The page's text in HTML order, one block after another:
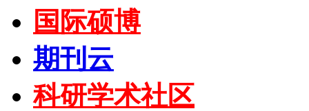
国际硕博
期刊云
科研学术社区